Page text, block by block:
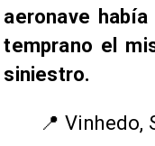
aeronave
temprano el
siniestro.
📍 Vinhedo,